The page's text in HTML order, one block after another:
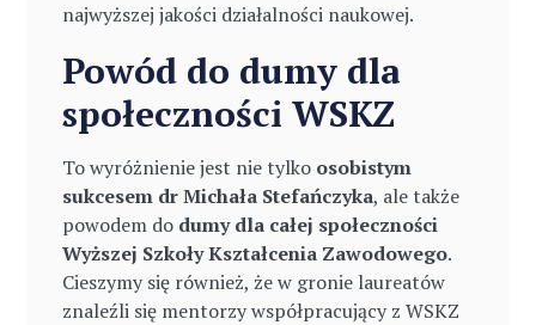
najwyższej jakości działalności naukowej.
Powód do dumy dla
społeczności WSKZ
To wyróżnienie jest nie tylko osobistym
sukcesem dr Michała Stefańczyka, ale także
powodem do dumy dla całej społeczności
Wyższej Szkoły Kształcenia Zawodowego.
Cieszymy się również, że w gronie laureatów
znaleźli się mentorzy współpracujący z WSKZ